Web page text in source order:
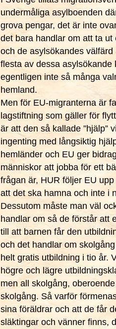
undermåliga asylboenden
grova pengar, det är inte
det bara handlar om att ta
och de asylsökandes
flesta av dessa
egentligen inte så många
hemland.
Men för EU-migranterna är
lagstiftning som gäller för
är att den så kallade ”hjälp”
ingenting med långsiktig
hemländer och EU ger
människor att jobba för ett
frågan är, HUR följer EU
att det ska hamna och inte i
Dessutom måste man väl
handlar om så de förstår att
till att barnen får den
och det handlar om
helt gratis utbildning i tio år.
högre och lägre
men all skolgång,
skolgång. Så varför
sina föräldrar och att de får
släktingar och vänner finns,